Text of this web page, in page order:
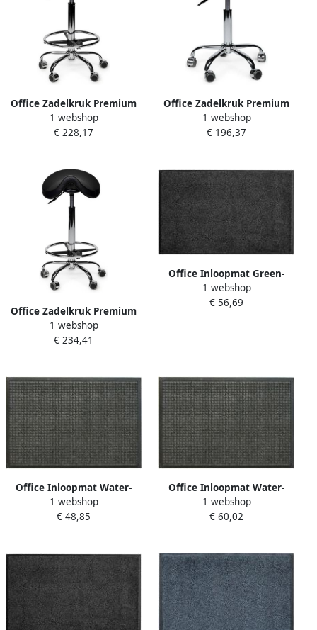
Office Zadelkruk Premium
standaard met voetring
harde wielen zw
1 webshop
€ 228,17
Office Zadelkruk Premium
laag zonder voetring harde
wielen zw
1 webshop
€ 196,37
Office Zadelkruk Premium
hoog met voetring harde
wielen zw
1 webshop
€ 234,41
Office Inloopmat Green-
Horse Indoor Pro 85x120cm
zwart
1 webshop
€ 56,69
Office Inloopmat Water-
Horse Outdoor Pro
85x120cm zwart
1 webshop
€ 48,85
Office Inloopmat Water-
Horse Outdoor Pro
85x150cm zwart
1 webshop
€ 60,02